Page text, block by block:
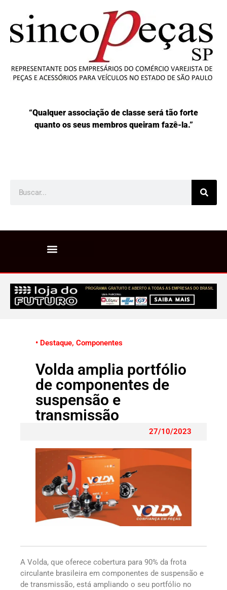
“Qualquer associação de classe será tão forte
quanto os seus membros queiram fazê-la.”
• Destaque, Componentes
Volda amplia portfólio
de componentes de
suspensão e
transmissão
27/10/2023
A Volda, que oferece cobertura para 90% da frota
circulante brasileira em componentes de suspensão e
de transmissão, está ampliando o seu portfólio no